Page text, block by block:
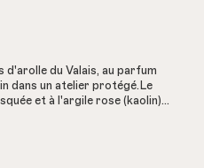
du Valais, au parfum
dans un atelier protégé.Le
et à l'argile rose (kaolin)
d'un parfum délicat. Fait à
à lèvres à la rose musquée